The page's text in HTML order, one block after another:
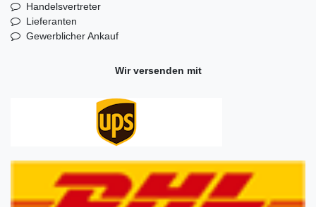
Handelsvertreter
Lieferanten
Gewerblicher Ankauf
Wir versenden mit